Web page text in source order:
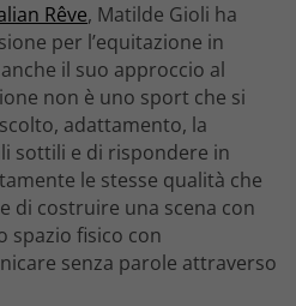
Rêve, Matilde Gioli ha
per l’equitazione in
il suo approccio al
non è uno sport che si
adattamento, la
sottili e di rispondere in
le stesse qualità che
di costruire una scena con
spazio fisico con
senza parole attraverso